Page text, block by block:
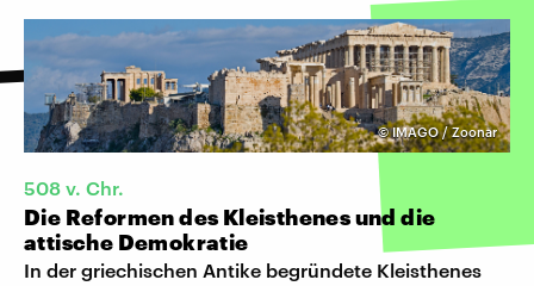
©IMAGO / Zoonar
508 v. Chr.
Die Reformen des Kleisthenes und die
attische Demokratie
In der griechischen Antike begründete Kleisthenes